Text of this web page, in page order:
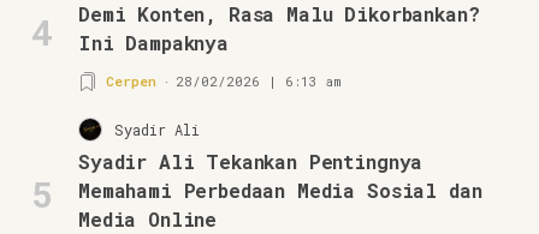
4
Demi Konten, Rasa Malu Dikorbankan?
Ini Dampaknya
Cerpen 28/02/2026 | 6:13 am
5
Syadir Ali
Syadir Ali Tekankan Pentingnya
Memahami Perbedaan Media Sosial dan
Media Online